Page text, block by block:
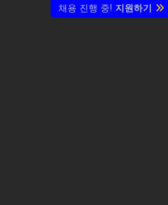
채용 진행 중! 지원하기